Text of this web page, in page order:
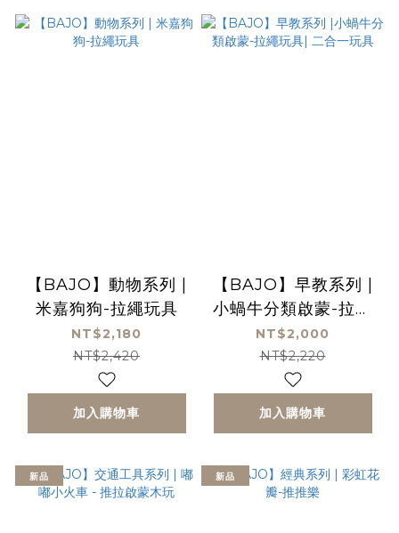
【BAJO】動物系列 |
米嘉狗狗-拉繩玩具
NT$2,180
NT$2,420
加入購物車
【BAJO】早教系列 |
小蝸牛分類啟蒙-拉繩
玩具| 二合一玩具
NT$2,000
NT$2,220
加入購物車
新品 新品